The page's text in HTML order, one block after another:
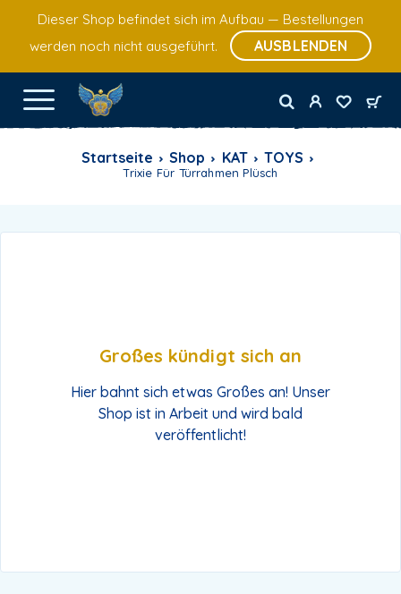
Dieser Shop befindet sich im Aufbau — Bestellungen
werden noch nicht ausgeführt.
AUSBLENDEN
Startseite Shop KAT TOYS
Trixie Für Türrahmen Plüsch
Großes kündigt sich an
Hier bahnt sich etwas Großes an! Unser
Shop ist in Arbeit und wird bald
veröffentlicht!